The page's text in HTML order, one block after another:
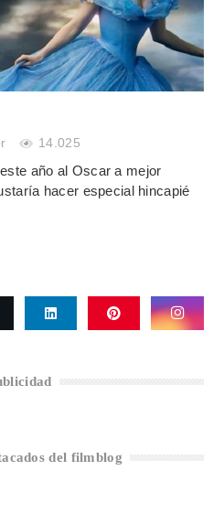
14.025
año al Oscar a mejor
hacer especial hincapié
del filmblog